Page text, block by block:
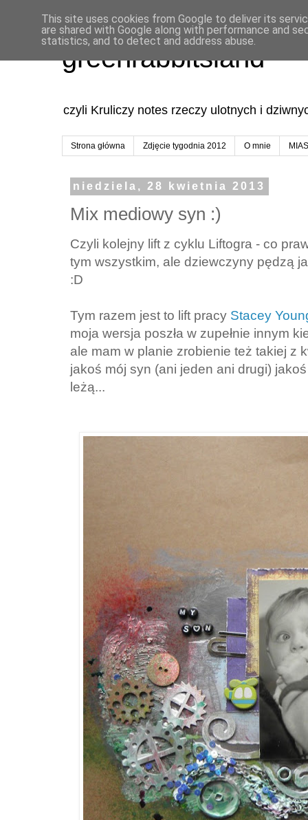
greenrabbitsland
czyli Kruliczy notes rzeczy ulotnych i
Strona główna Zdjęcie tygodnia 2012 O mnie
niedziela, 28 kwietnia 2013
Mix mediowy syn :)
Czyli kolejny lift z cyklu Liftogra - co
tym wszystkim, ale dziewczyny pędzą
:D
Tym razem jest to lift pracy Stacey
moja wersja poszła w zupełnie innym
ale mam w planie zrobienie też takiej z
jakoś mój syn (ani jeden ani drugi)
leżą...
This site uses cookies from Google to deliver its
are shared with Google along with performance and
statistics, and to detect and address abuse.